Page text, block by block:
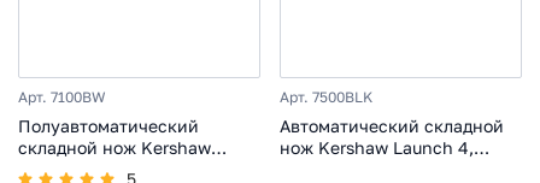
Арт. 7100BW
Полуавтоматический
складной нож Kershaw
Launch 1, сталь CPM-154,
Арт. 7500BLK
Автоматический складной
нож Kershaw Launch 4,